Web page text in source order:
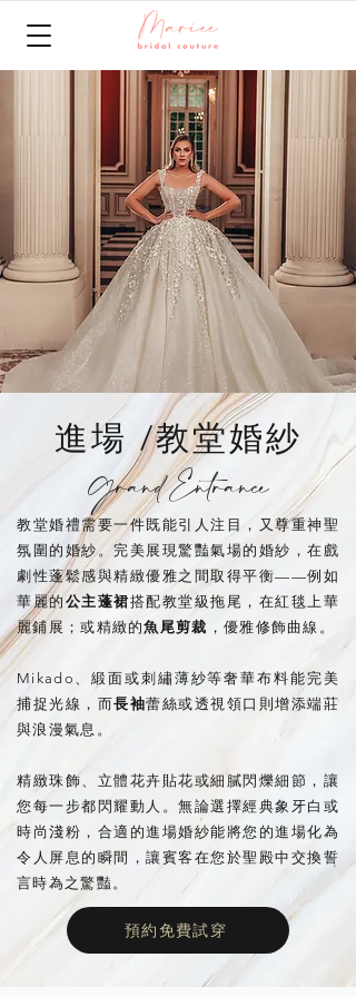
進場 /教堂婚紗
Grand Entrance
教堂婚禮需要一件既能引人注目，又尊重神聖
氛圍的婚紗。完美展現驚豔氣場的婚紗，在戲
劇性蓬鬆感與精緻優雅之間取得平衡——例如
華麗的公主蓬裙搭配教堂級拖尾，在紅毯上華
麗鋪展；或精緻的魚尾剪裁 ，優雅修飾曲線。
Mikado、緞面或刺繡薄紗等奢華布料能完美
捕捉光線，而長袖蕾絲或透視領口則增添端莊
與浪漫氣息。
精緻珠飾、立體花卉貼花或細膩閃爍細節，讓
您每一步都閃耀動人。無論選擇經典象牙白或
時尚淺粉，合適的進場婚紗能將您的進場化為
令人屏息的瞬間，讓賓客在您於聖殿中交換誓
言時為之驚豔。
預約免費試穿